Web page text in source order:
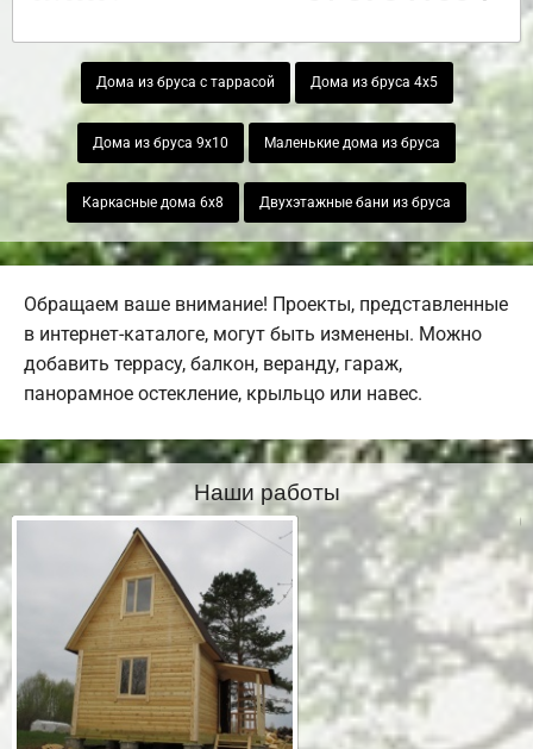
Дома из бруса с таррасой Дома из бруса 4х5
Дома из бруса 9х10 Маленькие дома из бруса
Каркасные дома 6х8 Двухэтажные бани из бруса
Обращаем ваше внимание! Проекты, представленные
в интернет-каталоге, могут быть изменены. Можно
добавить террасу, балкон, веранду, гараж,
панорамное остекление, крыльцо или навес.
Наши работы